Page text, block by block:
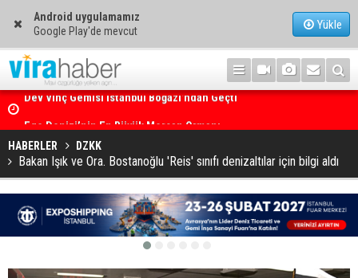
Android uygulamamız
Google Play'de mevcut
Yükle
HABERLER DZKK
Bakan Işık ve Ora. Bostanoğlu 'Reis' sınıfı denizaltılar için bilgi aldı